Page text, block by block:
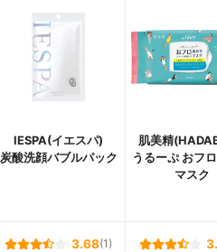
IESPA(イエスパ)
炭酸洗顔バブルパック
肌美精
うるーぷ おフ
マスク
3.68(1)